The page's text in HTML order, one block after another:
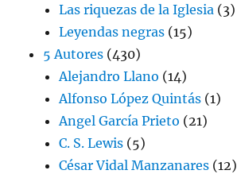
Las riquezas de la Iglesia (3)
Leyendas negras (15)
5 Autores (430)
Alejandro Llano (14)
Alfonso López Quintás (1)
Angel García Prieto (21)
C. S. Lewis (5)
César Vidal Manzanares (12)